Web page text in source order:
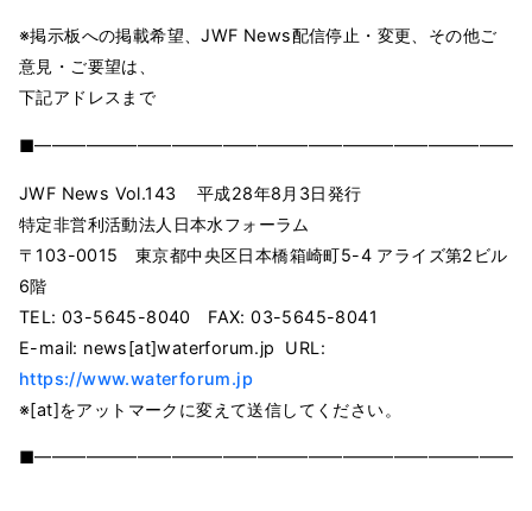
※掲示板への掲載希望、JWF News配信停止・変更、その他ご
意見・ご要望は、
下記アドレスまで
JWF News Vol.143 平成28年8月3日発行
特定非営利活動法人日本水フォーラム
〒103-0015 東京都中央区日本橋箱崎町5-4 アライズ第2ビル
6階
TEL: 03-5645-8040 FAX: 03-5645-8041
E-mail: news[at]waterforum.jp URL:
https://www.waterforum.jp
※[at]をアットマークに変えて送信してください。